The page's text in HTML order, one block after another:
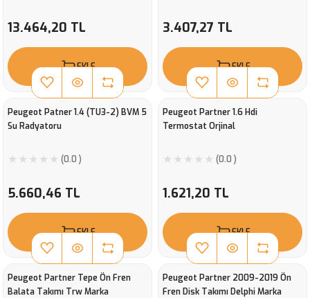
13.464,20 TL
EKLE
3.407,27 TL
EKLE
Peugeot Patner 1.4 (TU3-2) BVM 5
Su Radyatoru
(0.0 )
5.660,46 TL
EKLE
Peugeot Partner 1.6 Hdi
Termostat Orjinal
(0.0 )
1.621,20 TL
EKLE
Peugeot Partner Tepe Ön Fren
Balata Takımı Trw Marka
Peugeot Partner 2009-2019 Ön
Fren Disk Takımı Delphi Marka